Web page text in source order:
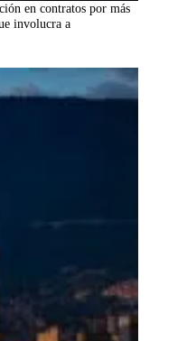
en contratos por más
involucra a